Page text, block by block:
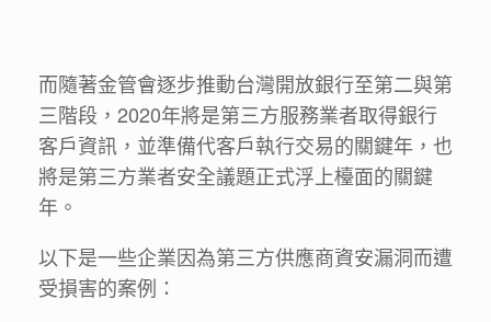
而隨著金管會逐步推動台灣開放銀行至第二與第
三階段，2020年將是第三方服務業者取得銀行
客戶資訊，並準備代客戶執行交易的關鍵年，也
將是第三方業者安全議題正式浮上檯面的關鍵
年。
以下是一些企業因為第三方供應商資安漏洞而遭
受損害的案例：